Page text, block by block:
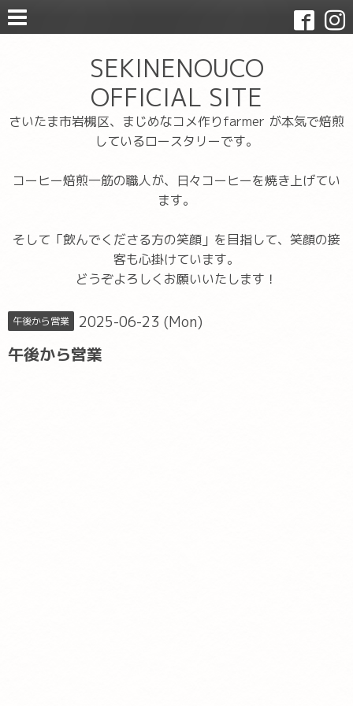
SEKINENOUCO
OFFICIAL SITE
さいたま市岩槻区、まじめなコメ作りfarmer が本気で焙煎
しているロースタリーです。
コーヒー焙煎一筋の職人が、日々コーヒーを焼き上げてい
ます。
そして「飲んでくださる方の笑顔」を目指して、笑顔の接
客も心掛けています。
どうぞよろしくお願いいたします！
午後から営業 2025-06-23 (Mon)
午後から営業